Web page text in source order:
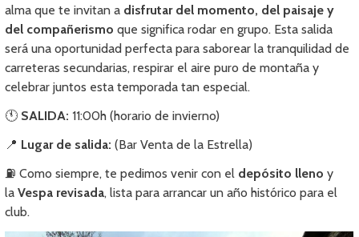
alma que te invitan a disfrutar del momento, del paisaje y
del compañerismo que significa rodar en grupo. Esta salida
será una oportunidad perfecta para saborear la tranquilidad de
carreteras secundarias, respirar el aire puro de montaña y
celebrar juntos esta temporada tan especial.
🕚 SALIDA: 11:00h (horario de invierno)
📍 Lugar de salida: (Bar Venta de la Estrella)
⛽ Como siempre, te pedimos venir con el depósito lleno y
laVespa revisada, lista para arrancar un año histórico para el
club.